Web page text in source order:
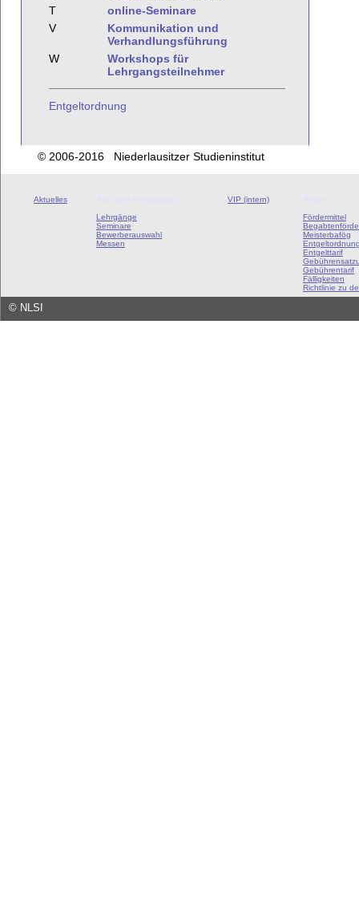
T
online-Seminare
V
Kommunikation und
Verhandlungsführung
W
Workshops für
Lehrgangsteilnehmer
Entgeltordnung
© 2006-2016 Niederlausitzer Studieninstitut
Aktuelles
Lehrgänge
Seminare
Bewerberauswahl
Messen
VIP (intern)
Fördermittel
Meisterbafög
Entgelttarif
Gebührentarif
Fälligkeiten
Richtlinie zu
© NLSI